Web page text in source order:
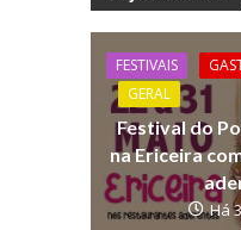
FESTIVAIS
GERAL
Festival do
na Ericeira
Há